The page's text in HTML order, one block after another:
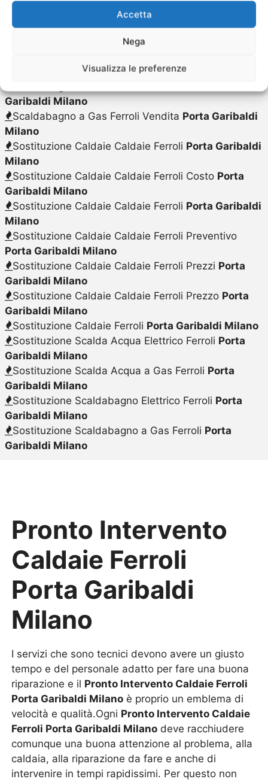
Accetta
Nega
Visualizza le preferenze
Riparazione Caldaie Ferroli Preventivo
Garibaldi Milano
Scaldabagno a Gas Ferroli Riparazione
Scaldabagno a Gas FerroliPorta Garibaldi Milano
Garibaldi Milano
Scaldabagno a Gas Ferroli Vendita Porta Garibaldi
Milano
Sostituzione Caldaie Caldaie Ferroli Porta Garibaldi
Milano
Sostituzione Caldaie Caldaie Ferroli Costo Porta
Garibaldi Milano
Sostituzione Caldaie Caldaie Ferroli Porta Garibaldi
Milano
Sostituzione Caldaie Caldaie Ferroli Preventivo
Porta Garibaldi Milano
Sostituzione Caldaie Caldaie Ferroli Prezzi Porta
Garibaldi Milano
Sostituzione Caldaie Caldaie Ferroli Prezzo Porta
Garibaldi Milano
Sostituzione Caldaie Ferroli Porta Garibaldi Milano
Sostituzione Scalda Acqua Elettrico Ferroli Porta
Garibaldi Milano
Sostituzione Scalda Acqua a Gas Ferroli Porta
Garibaldi Milano
Sostituzione Scaldabagno Elettrico Ferroli Porta
Garibaldi Milano
Sostituzione Scaldabagno a Gas Ferroli Porta
Garibaldi Milano
Pronto Intervento
Caldaie Ferroli
Porta Garibaldi
Milano
I servizi che sono tecnici devono avere un giusto
tempo e del personale adatto per fare una buona
riparazione e il Pronto Intervento Caldaie Ferroli
Porta Garibaldi Milano è proprio un emblema di
velocità e qualità.Ogni Pronto Intervento Caldaie
Ferroli Porta Garibaldi Milano deve racchiudere
comunque una buona attenzione al problema, alla
caldaia, alla riparazione da fare e anche di
intervenire in tempi rapidissimi. Per questo non